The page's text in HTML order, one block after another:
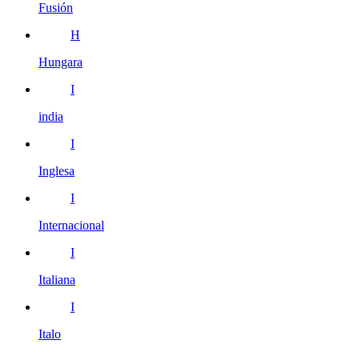
Fusión
H
Hungara
I
india
I
Inglesa
I
Internacional
I
Italiana
I
Italo